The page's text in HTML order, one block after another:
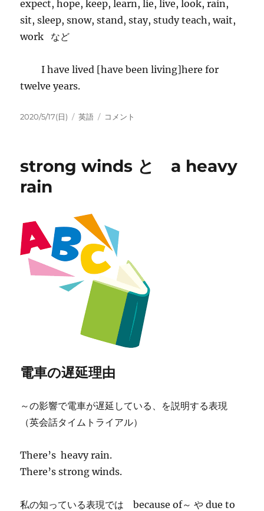
expect, hope, keep, learn, lie, live, look, rain,
sit, sleep, snow, stand, stay, study teach, wait,
work など
I have lived [have been living]here for
twelve years.
投
2020/5/17(日)
カ
ー
英語
現
形
法
に
コメント
strong winds と a heavy
rain
電車の遅延理由
～の影響で電車が遅延している、を説明する表現
（英会話タイムトライアル）
There’s heavy rain.
There’s strong winds.
私の知っている表現では because of～ や due to